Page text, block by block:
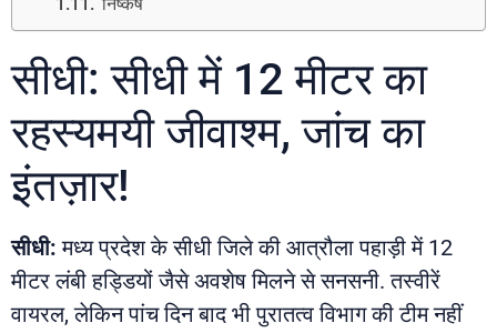
सीधी: सीधी में 12 मीटर का
रहस्यमयी जीवाश्म, जांच का
इंतज़ार!
सीधी: मध्य प्रदेश के सीधी जिले की आत्रौला पहाड़ी में 12
मीटर लंबी हड्डियों जैसे अवशेष मिलने से सनसनी. तस्वीरें
वायरल, लेकिन पांच दिन बाद भी पुरातत्व विभाग की टीम नहीं